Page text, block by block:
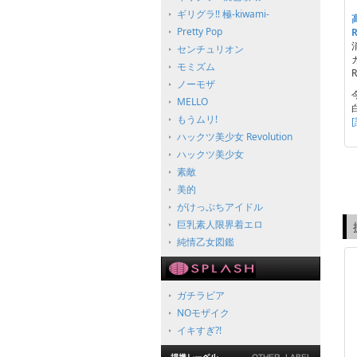
ギリグラ!! 極-kiwami-
Pretty Pop
センチュリオン
モミズム
ノーモザ
MELLO
もうムリ!
ハックツ美少女 Revolution
ハックツ美少女
素敵
美的
がけっぷちアイドル
巨乳素人限界着エロ
純情乙女図鑑
ガチラビア
NOモザイク
イキすぎ?!
[